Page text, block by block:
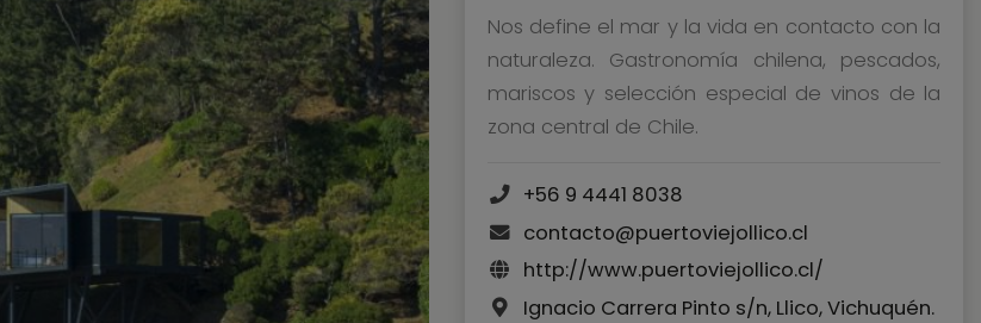
Nos define el mar y la vida en contacto con la
naturaleza. Gastronomía chilena, pescados,
mariscos y selección especial de vinos de la
zona central de Chile.
+56 9 4441 8038
contacto@puertoviejollico.cl
http://www.puertoviejollico.cl/
Ignacio Carrera Pinto s/n, Llico, Vichuquén.